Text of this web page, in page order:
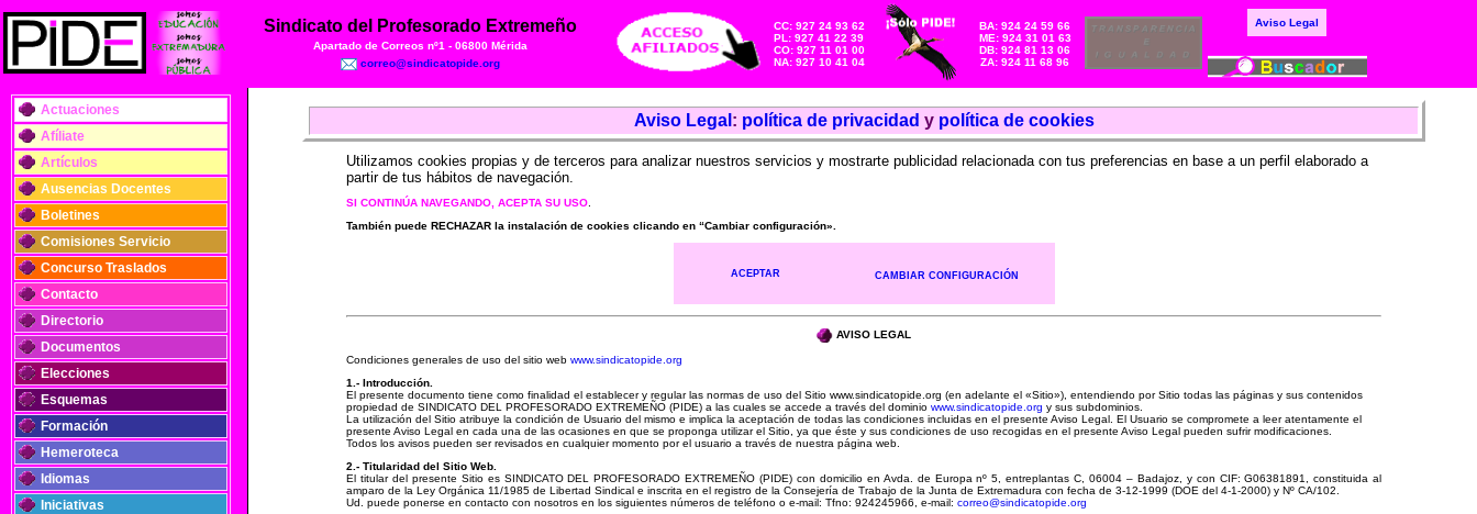
Sindicato del Profesorado Extremeño
Apartado de Correos nº1 - 06800 Mérida
correo@sindicatopide.org
CC: 927 24 93 62
PL: 927 41 22 39
CO: 927 11 01 00
NA: 927 10 41 04
BA: 924 24 59 66
ME: 924 31 01 63
DB: 924 81 13 06
ZA: 924 11 68 96
Aviso Legal
Actuaciones
Afíliate
Artículos
Ausencias Docentes
Boletines
Comisiones Servicio
Concurso Traslados
Contacto
Directorio
Documentos
Elecciones
Esquemas
Formación
Hemeroteca
Idiomas
Iniciativas
Aviso Legal : política de privacidad y política de cookies
Utilizamos cookies propias y de terceros para analizar nuestros servicios y mostrarte publicidad relacionada con tus preferencias en base a un perfil elaborado a
partir de tus hábitos de navegación.
SI CONTINÚA NAVEGANDO, ACEPTA SU USO
También puede RECHAZAR la instalación de cookies clicando en “Cambiar configuración».
ACEPTAR CAMBIAR CONFIGURACIÓN
AVISO LEGAL
Condiciones generales de uso del sitio webwww.sindicatopide.org
1.- Introducción.
El presente documento tiene como finalidad el establecer y regular las normas de uso del Sitio www.sindicatopide.org (en adelante el «Sitio»), entendiendo por Sitio todas las páginas y sus contenidos
propiedad de SINDICATO DEL PROFESORADO EXTREMEÑO (PIDE) a las cuales se accede a través del dominiowww.sindicatopide.org y sus subdominios.
La utilización del Sitio atribuye la condición de Usuario del mismo e implica la aceptación de todas las condiciones incluidas en el presente Aviso Legal. El Usuario se compromete a leer atentamente el
presente Aviso Legal en cada una de las ocasiones en que se proponga utilizar el Sitio, ya que éste y sus condiciones de uso recogidas en el presente Aviso Legal pueden sufrir modificaciones.
Todos los avisos pueden ser revisados en cualquier momento por el usuario a través de nuestra página web.
2.- Titularidad del Sitio Web.
El titular del presente Sitio es SINDICATO DEL PROFESORADO EXTREMEÑO (PIDE) con domicilio en Avda. de Europa nº 5, entreplantas C, 06004 – Badajoz, y con CIF: G06381891, constituida al
amparo de la Ley Orgánica 11/1985 de Libertad Sindical e inscrita en el registro de la Consejería de Trabajo de la Junta de Extremadura con fecha de 3-12-1999 (DOE del 4-1-2000) y Nº CA/102.
Ud. puede ponerse en contacto con nosotros en los siguientes números de teléfono o e-mail: Tfno: 924245966, e-mail:correo@sindicatopide.org